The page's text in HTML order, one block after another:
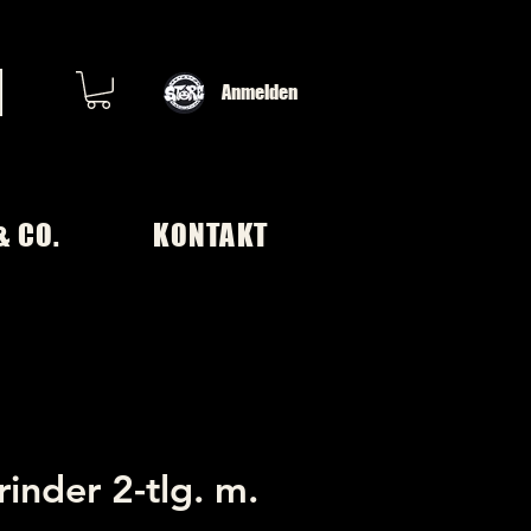
Anmelden
CO. KONTAKT
2-tlg. m.